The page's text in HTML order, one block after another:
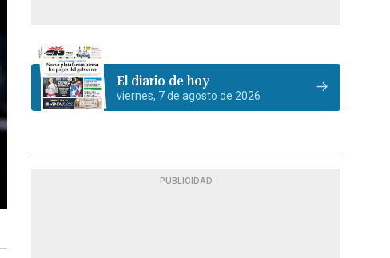
El diario de hoy
viernes, 7 de agosto de 2026
PUBLICIDAD